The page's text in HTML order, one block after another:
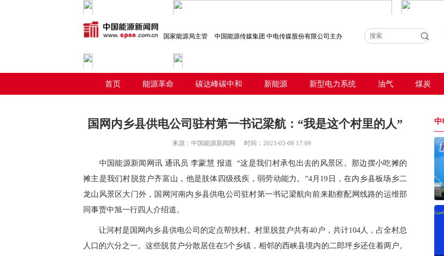
国家能源局主管 中国能源传媒集团 中电传媒股份有限公司主办
首页 能源革命 碳达峰碳中和 新能源 新型电力系统 油气 煤炭
国网内乡县供电公司驻村第一书记梁航：“我是这个村里的人”
来源： 中国能源新闻网 时间： 2023-05-08 17:09
中国能源新闻网讯 通讯员李蒙慧 报道 “这是我们村承包出去的风景区。那边摆小吃摊的
摊主是我们村脱贫户齐富山，他是肢体四级残疾，弱劳动能力。 ”4月19日，在内乡县板场乡二
龙山风景区大门外，国网河南内乡县供电公司驻村第一书记梁航向前来勘察配网线路的运维部
同事贾中旭一行四人介绍道。
让河村是国网内乡县供电公司的定点帮扶村。村里脱贫户共有40户，共计104人，占全村总
人口的六分之一。这些脱贫户分散居住在5个乡镇，相邻的西峡县境内的二郎坪乡还住着两户。
中